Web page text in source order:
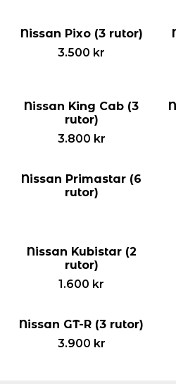
Nissan Pixo (3 rutor)
3.500 kr
Nissan King Cab (3
rutor)
3.800 kr
Nissan Primastar (6
rutor)
Nissan Kubistar (2
rutor)
1.600 kr
Nissan GT-R (3 rutor)
3.900 kr